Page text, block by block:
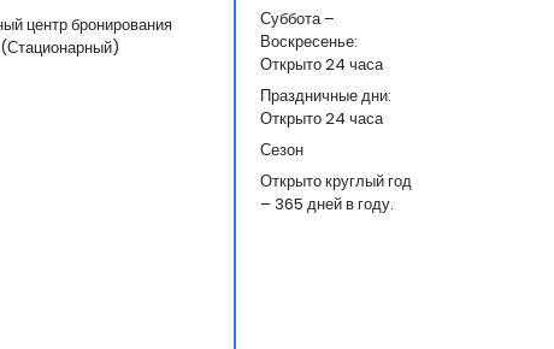
центр бронирования
Суббота –
Воскресенье:
Открыто 24 часа
Праздничные дни:
Открыто 24 часа
Сезон
Открыто круглый год
– 365 дней в году.